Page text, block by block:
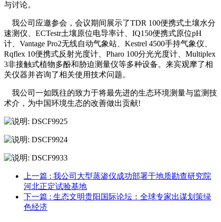
与讨论。
我公司应邀参会，会议期间展示了TDR 100便携式土壤水分
速测仪、ECTestr土壤原位电导率计、IQ150便携式原位pH
计、Vantage Pro2无线自动气象站、Kestrel 4500手持气象仪、
Rqflex 10便携式反射光度计、Pharo 100分光光度计、Multiplex
3非接触式植物多酚和胁迫测量仪等多种设备。来宾观摩了相
关仪器并咨询了相关使用技术问题。
我公司一如既往的致力于将最先进的生态环境测量与监测技
术介，为中国环境生态的改善做出贡献!
上一篇 : 我公司大型蒸渗仪成功部署于地质勘查研究院
河北正定试验基地
下一篇 : 生态文明贵阳国际论坛：全球专家出谋划策绿
色经济